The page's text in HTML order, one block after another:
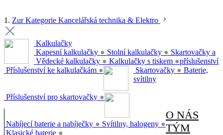
1. Zur Kategorie Kancelářská technika & Elektro
Kalkulačky
Kapesní kalkulačky ● Stolní kalkulačky ●
Vědecké kalkulačky ● Kalkulačky s tiskem ●
Příslušenství ke kalkulačkám ●
Skartovačky a
příslušenství
Skartovačky ●
Příslušenství pro skartovačky ●
Baterie,
svítilny
Nabíjecí baterie a nabíječky ● Svítilny, halogeny ●
Klasické baterie ●
O NÁS
TÝM